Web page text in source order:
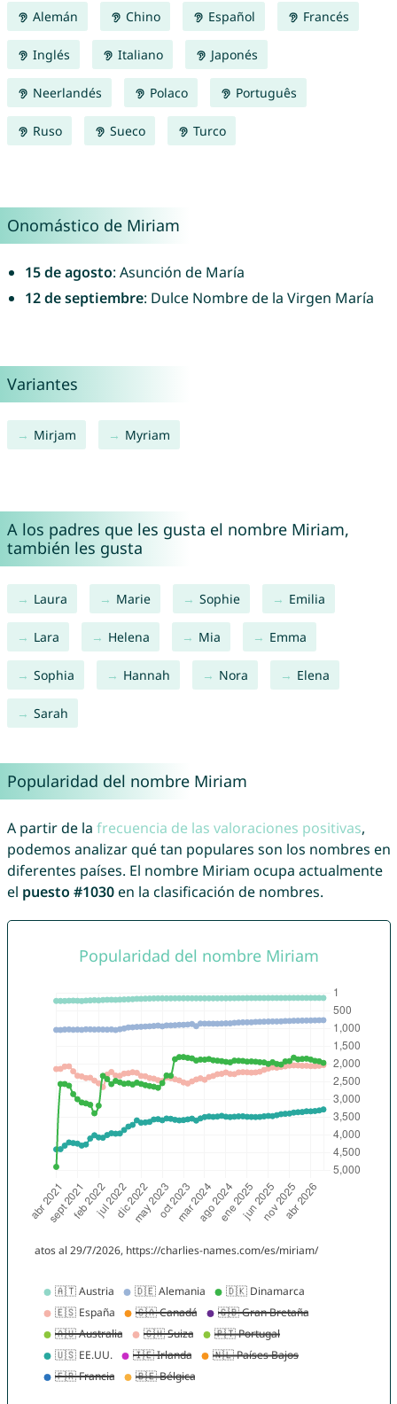
Alemán Chino Español Francés
Inglés Italiano Japonés
Neerlandés Polaco Português
Ruso Sueco Turco
Onomástico de Miriam
15 de agosto: Asunción de María
12 de septiembre: Dulce Nombre de la Virgen María
Variantes
Mirjam Myriam
A los padres que les gusta el nombre Miriam,
también les gusta
Laura Marie Sophie Emilia
Lara Helena Mia Emma
Sophia Hannah Nora Elena
Sarah
Popularidad del nombre Miriam
A partir de la frecuencia de las valoraciones positivas,
podemos analizar qué tan populares son los nombres en
diferentes países. El nombre Miriam ocupa actualmente
el puesto #1030en la clasificación de nombres.